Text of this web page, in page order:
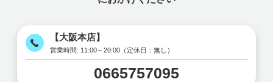
【大阪本店】
営業時間: 11:00～20:00（定休日：無し）
0665757095